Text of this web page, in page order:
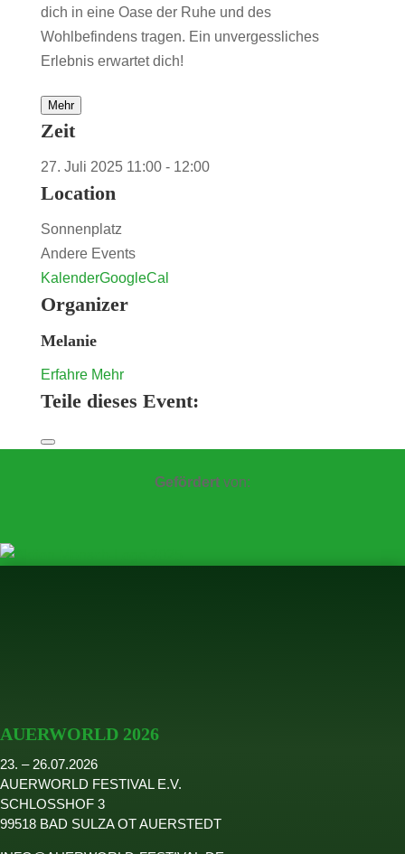
dich in eine Oase der Ruhe und des
Wohlbefindens tragen. Ein unvergessliches
Erlebnis erwartet dich!
Mehr
Zeit
27. Juli 2025 11:00- 12:00
Location
Sonnenplatz
Andere Events
KalenderGoogleCal
Organizer
Melanie
Erfahre Mehr
Teile dieses Event:
Gefördert von:
AUERWORLD 2026
23. – 26.07.2026
AUERWORLD FESTIVAL E.V.
SCHLOSSHOF 3
99518 BAD SULZA OT AUERSTEDT